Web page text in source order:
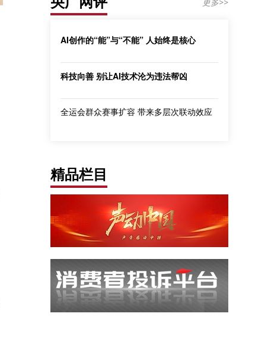
AI创作的“能”与“不能” 人始终是核心
科技向善 别让AI技术沦为违法帮凶
全运会群众赛事扩容 带来多层次联动效应
精品栏目